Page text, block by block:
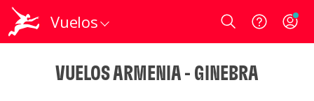
Vuelos Login
VUELOS ARMENIA - GINEBRA